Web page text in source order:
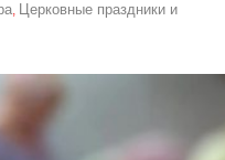
, Церковные праздники и